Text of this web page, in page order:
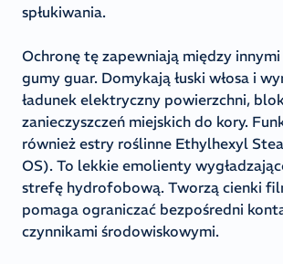
spłukiwania.
Ochronę tę zapewniają między
gumy guar. Domykają łuski włosa i
ładunek elektryczny powierzchni,
zanieczyszczeń miejskich do kory.
również estry roślinne Ethylhexyl
OS). To lekkie emolienty
strefę hydrofobową. Tworzą cienki
pomaga ograniczać bezpośredni
czynnikami środowiskowymi.